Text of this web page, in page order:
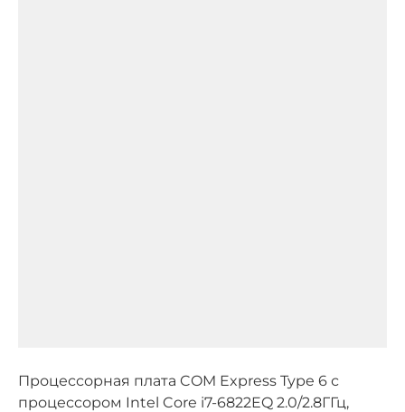
Процессорная плата COM Express Type 6 с
процессором Intel Core i7-6822EQ 2.0/2.8ГГц,